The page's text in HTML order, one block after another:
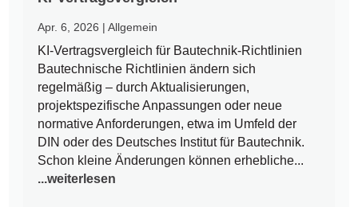
Apr. 6, 2026 |Allgemein
KI-Vertragsvergleich für Bautechnik-Richtlinien
Bautechnische Richtlinien ändern sich
regelmäßig – durch Aktualisierungen,
projektspezifische Anpassungen oder neue
normative Anforderungen, etwa im Umfeld der
DIN oder des Deutsches Institut für Bautechnik.
Schon kleine Änderungen können erhebliche...
...weiterlesen